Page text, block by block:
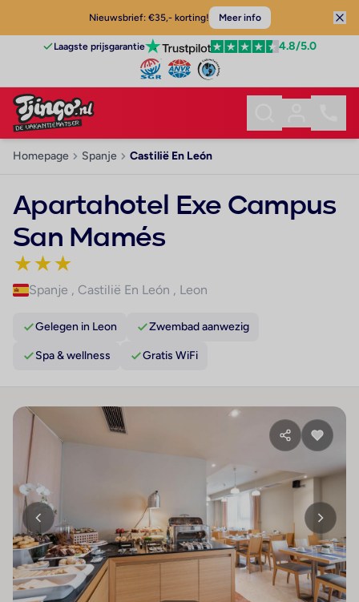
Nieuwsbrief: €35,- korting! Meer info
Laagste prijsgarantie 4.8/5.0
Homepage Spanje Castilië En León
Apartahotel Exe Campus
San Mamés
★★★
Spanje , Castilië En León , Leon
Gelegen in Leon Zwembad aanwezig
Spa & wellness Gratis WiFi